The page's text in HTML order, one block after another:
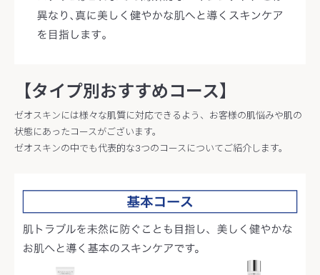
【タイプ別おすすめコース】
ゼオスキンには様々な肌質に対応できるよう、お客様の肌悩みや肌の
状態にあったコースがございます。
ゼオスキンの中でも代表的な3つのコースについてご紹介します。